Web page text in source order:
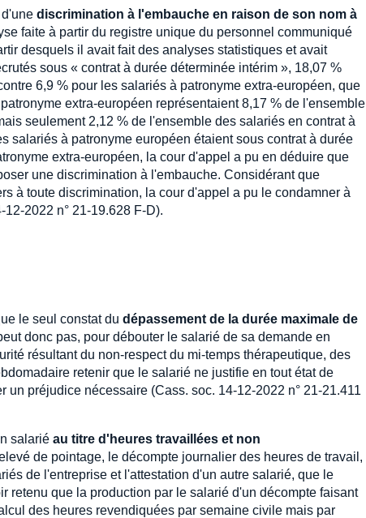
discrimination à l'embauche en raison de son nom à
faite à partir du registre unique du personnel communiqué
desquels il avait fait des analyses statistiques et avait
sous « contrat à durée déterminée intérim », 18,07 %
6,9 % pour les salariés à patronyme extra-européen, que
extra-européen représentaient 8,17 % de l'ensemble
seulement 2,12 % de l'ensemble des salariés en contrat à
salariés à patronyme européen étaient sous contrat à durée
extra-européen, la cour d'appel a pu en déduire que
une discrimination à l'embauche. Considérant que
à toute discrimination, la cour d'appel a pu le condamner à
2022 n° 21-19.628 F-D).
le seul constat du dépassement de la durée maximale de
donc pas, pour débouter le salarié de sa demande en
résultant du non-respect du mi-temps thérapeutique, des
retenir que le salarié ne justifie en tout état de
préjudice nécessaire (Cass. soc. 14-12-2022 n° 21-21.411
salarié au titre d'heures travaillées et non
de pointage, le décompte journalier des heures de travail,
de l'entreprise et l'attestation d'un autre salarié, que le
retenu que la production par le salarié d'un décompte faisant
des heures revendiquées par semaine civile mais par